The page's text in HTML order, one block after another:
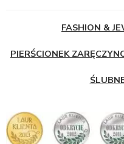
FASHION &
PIERŚCIONEK